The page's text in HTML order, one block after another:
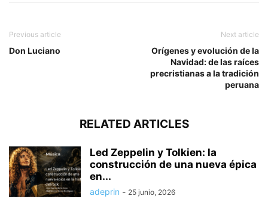
Previous article
Don Luciano
Next article
Orígenes y evolución de la
Navidad: de las raíces
precristianas a la tradición
peruana
RELATED ARTICLES
Led Zeppelin y Tolkien: la
construcción de una nueva épica
en...
adeprin - 25 junio, 2026